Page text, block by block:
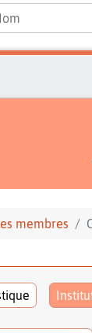
membres